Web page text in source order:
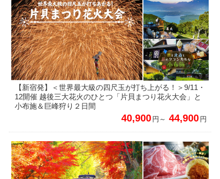
【新宿発】＜世界最大級の四尺玉が打ち上がる！＞9/11・
12開催 越後三大花火のひとつ「片貝まつり花火大会」と
小布施＆巨峰狩り２日間
40,900円～ 44,900円